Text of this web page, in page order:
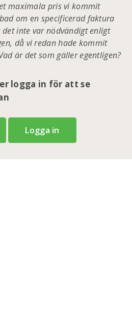
maximala pris vi kommit
om en specificerad faktura
inte var nödvändigt enligt
då vi redan hade kommit
är det som gäller egentligen?
logga in för att se
Logga in